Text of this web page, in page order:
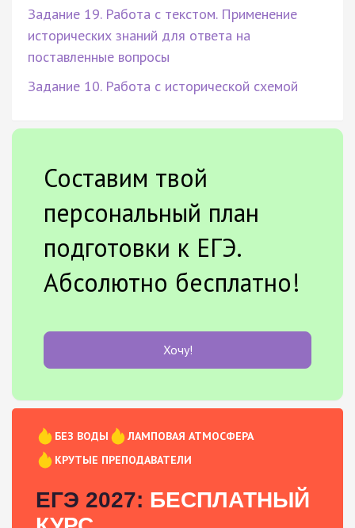
Задание 19. Работа с текстом. Применение
исторических знаний для ответа на
поставленные вопросы
Задание 10. Работа с исторической схемой
Составим твой
персональный план
подготовки к ЕГЭ.
Абсолютно бесплатно!
Хочу!
БЕЗ ВОДЫ
ЛАМПОВАЯ АТМОСФЕРА
КРУТЫЕ ПРЕПОДАВАТЕЛИ
ЕГЭ 2027: БЕСПЛАТНЫЙ